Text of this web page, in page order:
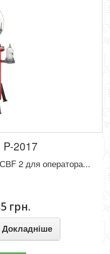
P-2017
2 для оператора...
грн.
Докладніше